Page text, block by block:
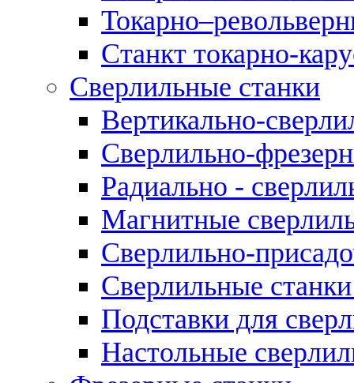
Станкт токарно-
Сверлильные станки
Вертикально-
Сверлильно-
Радиально -
Магнитные
Сверлильно-
Сверлильные
Подставки для
Настольные